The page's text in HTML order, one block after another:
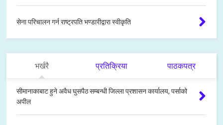
सेना परिचालन गर्न राष्ट्रपति भण्डारीद्वारा स्वीकृति
भर्खरै प्रतिक्रिया पाठकपत्र
सीमानाकाबाट हुने अवैध घुसपैठ सम्बन्धी जिल्ला प्रशासन कार्यालय, पर्साको
अपील